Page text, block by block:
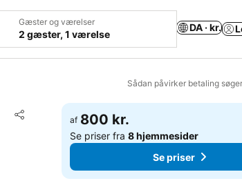
Gæster og værelser
2 gæster, 1 værelse
DA · kr.
Sådan påvirker betaling
Del
Føj til favoritter
af 800 kr.
Se priser fra8 hjemmesider
Se priser